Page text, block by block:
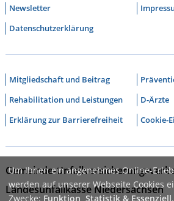
Newsletter
Datenschutzerklärung
Mitgliedschaft und Beitrag
Rehabilitation und Leistungen
D-Ärzte
Erklärung zur Barrierefreiheit
Cookie-
Gemeinde-
Landesunfallkasse Niedersachsen
Um Ihnen ein angenehmes Online-
werden auf unserer Webseite Cookies
Zwecke: Funktion, Statistik & Essenziell